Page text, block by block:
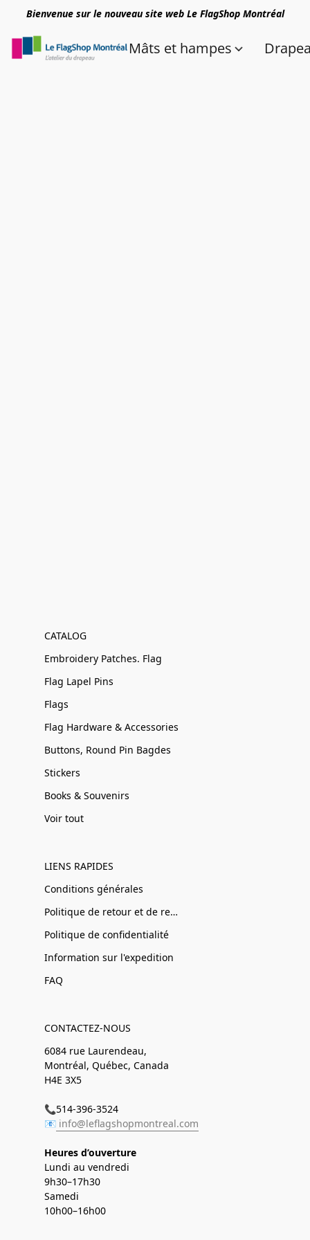
Bienvenue sur le nouveau site web Le FlagShop Montréal
Mâts et hampes
CATALOG
Embroidery Patches. Flag
Flag Lapel Pins
Flags
Flag Hardware & Accessories
Buttons, Round Pin Bagdes
Stickers
Books & Souvenirs
Voir tout
LIENS RAPIDES
Conditions générales
Politique de retour et de remboursement
Politique de confidentialité
Information sur l'expedition
FAQ
CONTACTEZ-NOUS
6084 rue Laurendeau,
Montréal, Québec, Canada
H4E 3X5
📞514-396-3524
📧 info@leflagshopmontreal.com
Heures d’ouverture
Lundi au vendredi
9h30–17h30
Samedi
10h00–16h00